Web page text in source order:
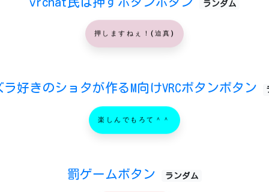
ランダム
押しますねぇ！(迫真)
好きのショタが作るM向けVRCボタンボタン
楽しんでもろて＾＾
罰ゲームボタン ランダム